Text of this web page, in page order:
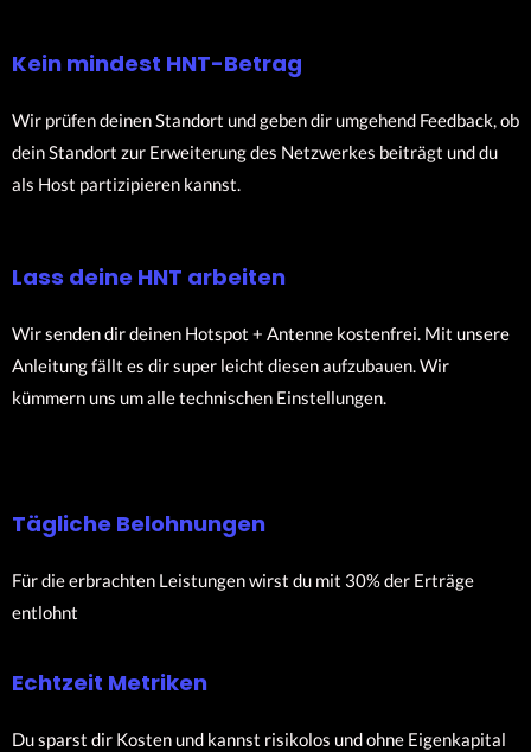
Kein mindest HNT-Betrag
Wir prüfen deinen Standort und geben dir umgehend Feedback, ob
dein Standort zur Erweiterung des Netzwerkes beiträgt und du
als Host partizipieren kannst.
Lass deine HNT arbeiten
Wir senden dir deinen Hotspot + Antenne kostenfrei. Mit unsere
Anleitung fällt es dir super leicht diesen aufzubauen. Wir
kümmern uns um alle technischen Einstellungen.
Tägliche Belohnungen
Für die erbrachten Leistungen wirst du mit 30% der Erträge
entlohnt
Echtzeit Metriken
Du sparst dir Kosten und kannst risikolos und ohne Eigenkapital